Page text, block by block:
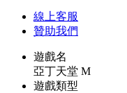
線上客服
贊助我們
遊戲名
亞丁天堂 M
遊戲類型